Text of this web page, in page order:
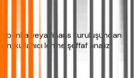
banka veya finans kuruluşundan
kullanıcı lehine şeffaf analiz